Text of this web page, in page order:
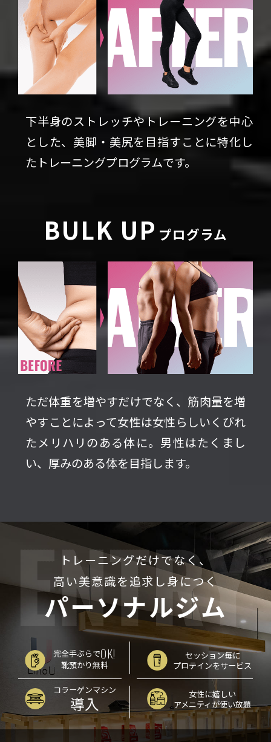
下半身のストレッチやトレーニングを中心
とした、美脚・美尻を目指すことに特化し
たトレーニングプログラムです。
BULK UP プログラム
ただ体重を増やすだけでなく、筋肉量を増
やすことによって女性は女性らしいくびれ
たメリハリのある体に。男性はたくまし
い、厚みのある体を目指します。
トレーニングだけでなく、
高い美意識を追求し身につく
パーソナルジム
完全手ぶらでOK!
靴預かり無料
セッション毎に
プロテインをサービス
コラーゲンマシン
導入
女性に嬉しい
アメニティが使い放題